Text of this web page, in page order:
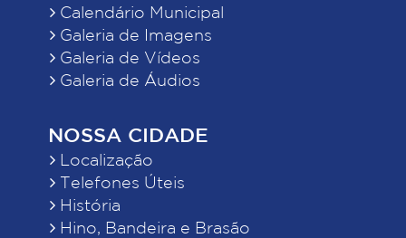
Calendário Municipal
Galeria de Imagens
Galeria de Vídeos
Galeria de Áudios
NOSSA CIDADE
Localização
Telefones Úteis
História
Hino, Bandeira e Brasão